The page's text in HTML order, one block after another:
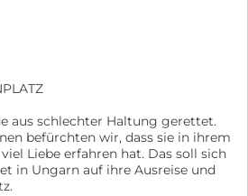
aus schlechter Haltung gerettet.
befürchten wir, dass sie in ihrem
Liebe erfahren hat. Das soll sich
in Ungarn auf ihre Ausreise und